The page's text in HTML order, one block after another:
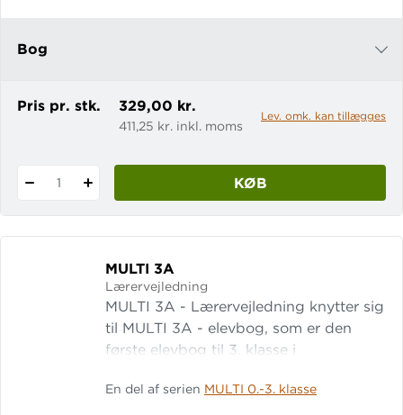
Bog
e-bog
Pris pr. stk. 329,00 kr.
411,25 kr. inkl. moms
Lev. omk. kan tillægges
1 KØB
MULTI 3A
Lærervejledning
MULTI 3A - Lærervejledning knytter sig
til MULTI 3A - elevbog, som er den
første elevbog til 3. klasse i
om systemet MULTI 3A -
En del af serien MULTI 0.-3. klasse